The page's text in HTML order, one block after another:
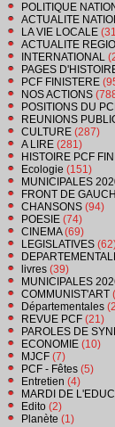
POLITIQUE
ACTUALITE
LA VIE LOCALE
ACTUALITE
INTERNATIONAL
PAGES
PCF FINISTERE
NOS ACTIONS
POSITIONS DU
REUNIONS
CULTURE (287)
A LIRE (281)
HISTOIRE PCF
Ecologie (151)
MUNICIPALES
FRONT DE
CHANSONS (94)
POESIE (74)
CINEMA(69)
LEGISLATIVES
livres (39)
MUNICIPALES
COMMUNIST'ART
Départementales
REVUE PCF (21)
PAROLES DE
ECONOMIE (10)
MJCF (7)
PCF - Fêtes (5)
Entretien (4)
MARDI DE
Edito (2)
Planète (1)